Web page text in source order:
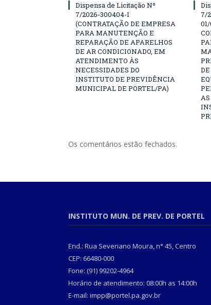
Dispensa de Licitação Nº
7/2026-300404-I
(CONTRATAÇÃO DE EMPRESA
PARA MANUTENÇÃO E
REPARAÇÃO DE APARELHOS
DE AR CONDICIONADO, EM
ATENDIMENTO ÀS
NECESSIDADES DO
INSTITUTO DE PREVIDÊNCIA
MUNICIPAL DE PORTEL/PA)
7/
Os comentários estão fechados.
INSTITUTO MUN. DE PREV. DE PORTEL
End.: Rua Severiano Moura, n° 45, Centro
CEP: 66480-000
Fone: (91) 99202-4964
Horário de atendimento: 08:00h as 14:00h
E-mail: impp@portel.pa.gov.br